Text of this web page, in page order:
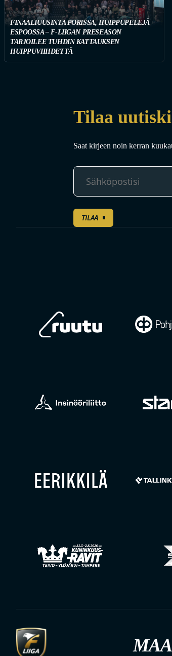
FINAALIUUSINTA PORISSA, HUIPPUPELEJÄ
ESPOOSSA – F-LIIGAN PRESEASON
TARJOILEE TUHDIN KATTAUKSEN
HUIPPUVIIHDETTÄ
Tilaa
Saat kirjeen noin kerran
TILAA